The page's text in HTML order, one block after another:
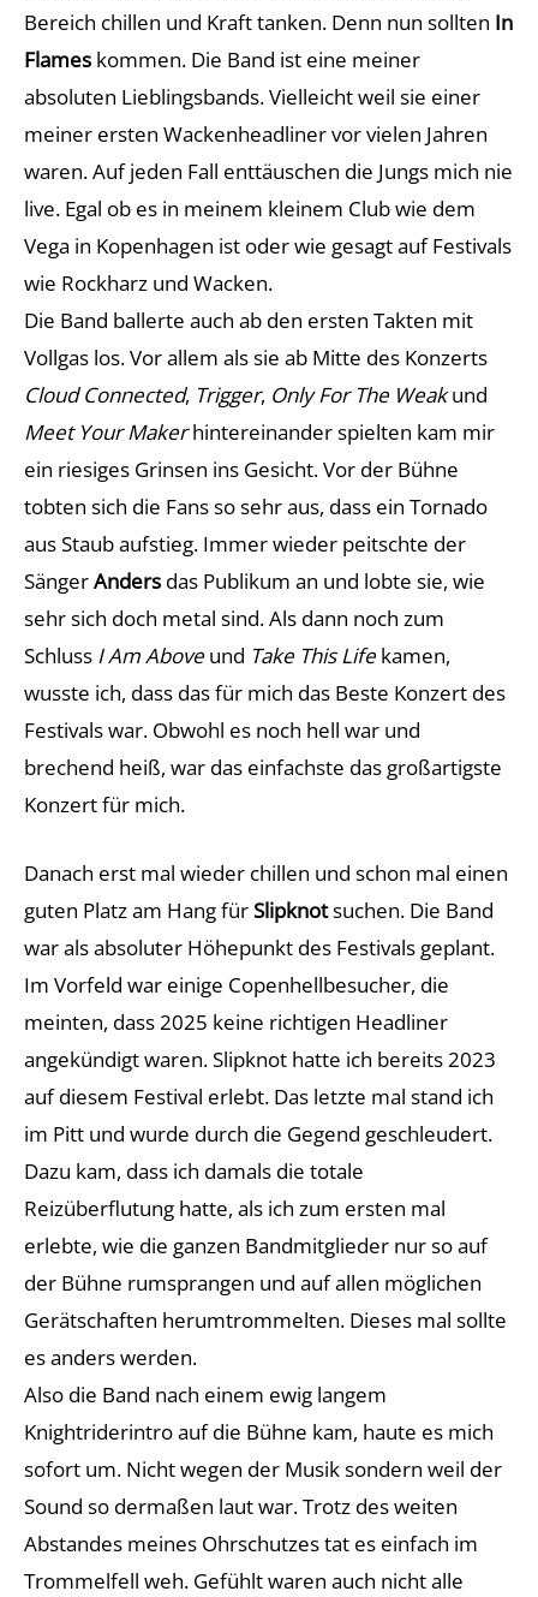
Bereich chillen und Kraft tanken. Denn nun sollten In
Flames kommen. Die Band ist eine meiner
absoluten Lieblingsbands. Vielleicht weil sie einer
meiner ersten Wackenheadliner vor vielen Jahren
waren. Auf jeden Fall enttäuschen die Jungs mich nie
live. Egal ob es in meinem kleinem Club wie dem
Vega in Kopenhagen ist oder wie gesagt auf Festivals
wie Rockharz und Wacken.
Die Band ballerte auch ab den ersten Takten mit
Vollgas los. Vor allem als sie ab Mitte des Konzerts
Cloud Connected, Trigger, Only For The Weakund
Meet Your Makerhintereinander spielten kam mir
ein riesiges Grinsen ins Gesicht. Vor der Bühne
tobten sich die Fans so sehr aus, dass ein Tornado
aus Staub aufstieg. Immer wieder peitschte der
SängerAnders das Publikum an und lobte sie, wie
sehr sich doch metal sind. Als dann noch zum
Schluss I Am Aboveund Take This Lifekamen,
wusste ich, dass das für mich das Beste Konzert des
Festivals war. Obwohl es noch hell war und
brechend heiß, war das einfachste das großartigste
Konzert für mich.
Danach erst mal wieder chillen und schon mal einen
guten Platz am Hang fürSlipknotsuchen. Die Band
war als absoluter Höhepunkt des Festivals geplant.
Im Vorfeld war einige Copenhellbesucher, die
meinten, dass 2025 keine richtigen Headliner
angekündigt waren. Slipknot hatte ich bereits 2023
auf diesem Festival erlebt. Das letzte mal stand ich
im Pitt und wurde durch die Gegend geschleudert.
Dazu kam, dass ich damals die totale
Reizüberflutung hatte, als ich zum ersten mal
erlebte, wie die ganzen Bandmitglieder nur so auf
der Bühne rumsprangen und auf allen möglichen
Gerätschaften herumtrommelten. Dieses mal sollte
es anders werden.
Also die Band nach einem ewig langem
Knightriderintro auf die Bühne kam, haute es mich
sofort um. Nicht wegen der Musik sondern weil der
Sound so dermaßen laut war. Trotz des weiten
Abstandes meines Ohrschutzes tat es einfach im
Trommelfell weh. Gefühlt waren auch nicht alle